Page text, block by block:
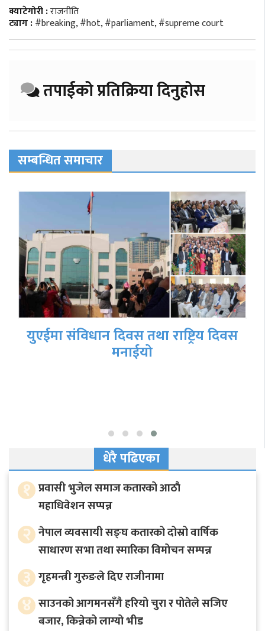
क्याटेगोरी :राजनीति
ट्याग :#breaking,#hot,#parliament,#supreme court
तपाईको प्रतिक्रिया दिनुहोस
सम्बन्धित समाचार
युएईमा संविधान दिवस तथा राष्ट्रिय दिवस
मनाईयो
धेरै पढिएका
१ प्रवासी भुजेल समाज कतारको आठाै
महाधिवेशन सप्पन्न
२ नेपाल व्यवसायी सङ्घ कतारको दोस्रो वार्षिक
साधारण सभा तथा स्मारिका विमोचन सम्पन्न
३ गृहमन्त्री गुरुङले दिए राजीनामा
४ साउनको आगमनसँगै हरियो चुरा र पोतेले सजिए
बजार, किन्नेको लाग्यो भीड